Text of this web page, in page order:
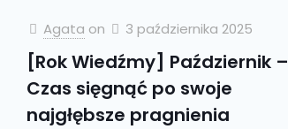
Agata on 3 października 2025
[Rok Wiedźmy] Październik –
Czas sięgnąć po swoje
najgłębsze pragnienia